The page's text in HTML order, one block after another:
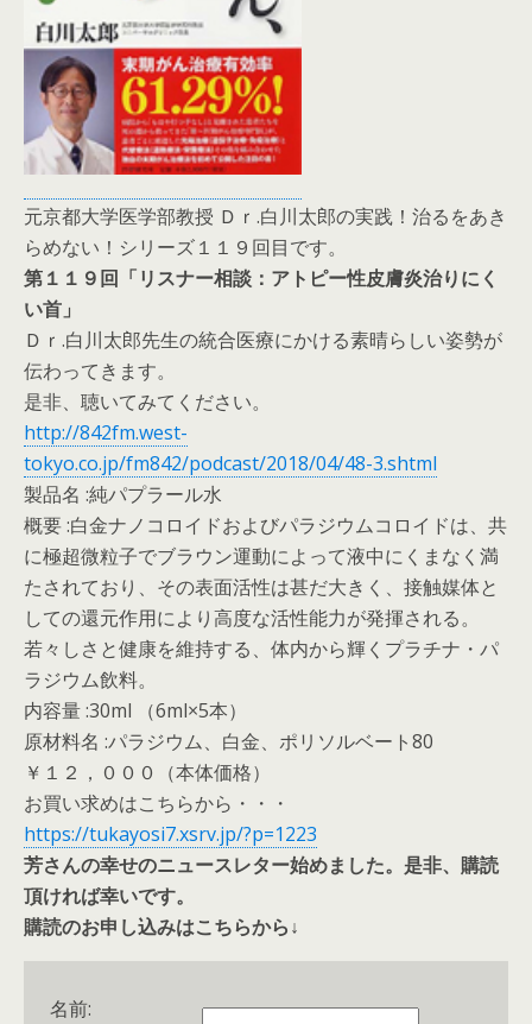
元京都大学医学部教授 Ｄｒ.白川太郎の実践！治るをあき
らめない！シリーズ１１９回目です。
第１１９回「リスナー相談：アトピー性皮膚炎治りにく
い首」
Ｄｒ.白川太郎先生の統合医療にかける素晴らしい姿勢が
伝わってきます。
是非、聴いてみてください。
http://842fm.west-
tokyo.co.jp/fm842/podcast/2018/04/48-3.shtml
製品名 :純パプラール水
概要 :白金ナノコロイドおよびパラジウムコロイドは、共
に極超微粒子でブラウン運動によって液中にくまなく満
たされており、その表面活性は甚だ大きく、接触媒体と
しての還元作用により高度な活性能力が発揮される。
若々しさと健康を維持する、体内から輝くプラチナ・パ
ラジウム飲料。
内容量 :30ml （6ml×5本）
原材料名 :パラジウム、白金、ポリソルベート80
￥１２，０００（本体価格）
お買い求めはこちらから・・・
https://tukayosi7.xsrv.jp/?p=1223
芳さんの幸せのニュースレター始めました。是非、購読
頂ければ幸いです。
購読のお申し込みはこちらから↓
名前: